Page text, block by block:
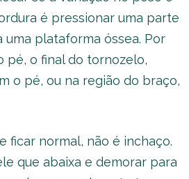
é pressionar uma parte
plataforma óssea. Por
pé, o final do tornozelo,
o pé, ou na região do braço,
ficar normal, não é inchaço.
que abaixa e demorar para